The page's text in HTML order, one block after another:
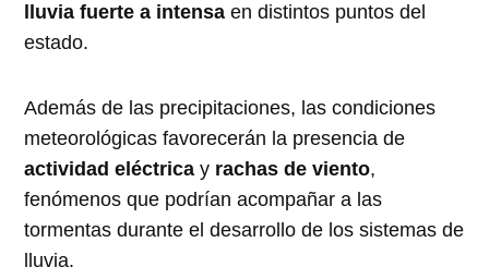
lluvia fuerte a intensa en distintos puntos del
estado.
Además de las precipitaciones, las condiciones
meteorológicas favorecerán la presencia de
actividad eléctrica y rachas de viento,
fenómenos que podrían acompañar a las
tormentas durante el desarrollo de los sistemas de
lluvia.